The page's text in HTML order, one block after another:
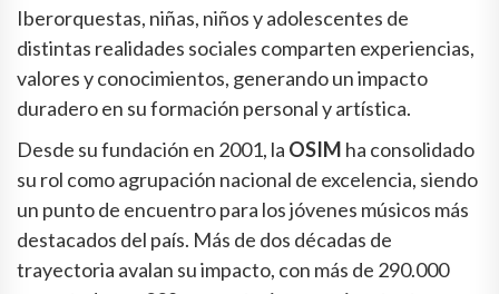
Iberorquestas, niñas, niños y adolescentes de
distintas realidades sociales comparten experiencias,
valores y conocimientos, generando un impacto
duradero en su formación personal y artística.
Desde su fundación en 2001, la OSIM ha consolidado
su rol como agrupación nacional de excelencia, siendo
un punto de encuentro para los jóvenes músicos más
destacados del país. Más de dos décadas de
trayectoria avalan su impacto, con más de 290.000